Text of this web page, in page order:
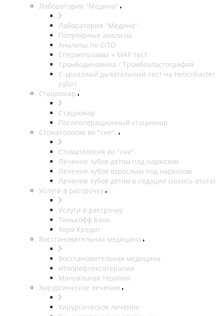
Лаборатория "Медина"
Лаборатория "Медина"
Популярные анализы
Анализы по CITO
Спермограмма + МАР тест
Тромбодинамика / Тромбоэластография
С-уреазный дыхательный тест на Helicobacter
pylori.
Стационар
Стационар
Послеоперационный стационар
Стоматология во "сне".
Стоматология во "сне".
Лечение зубов детям под наркозом
Лечение зубов взрослым под наркозом
Лечение зубов детям в седации (закись азота)
Услуги в рассрочку
Услуги в рассрочку
Тинькофф Банк
Хоум Кредит
Восстановительная медицина
Восстановительная медицина
Иглорефлексотерапия
Мануальная терапия
Хирургическое лечение
Хирургическое лечение